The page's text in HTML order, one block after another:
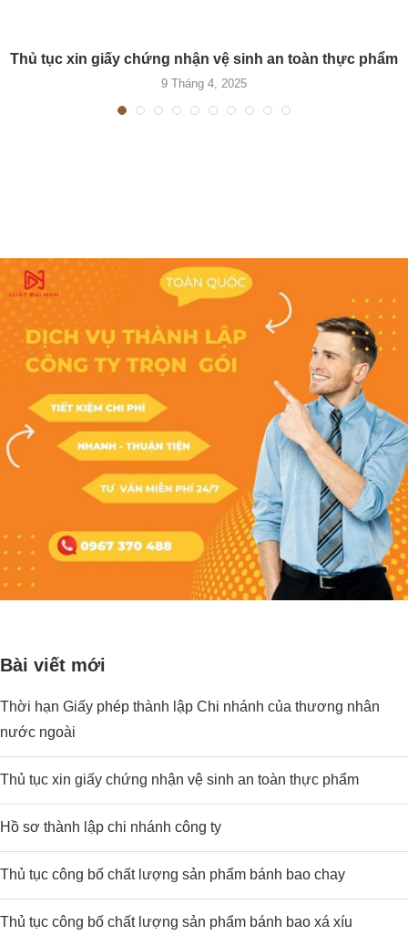
Thủ tục xin giấy chứng nhận vệ sinh an toàn thực phẩm
9 Tháng 4, 2025
Bài viết mới
Thời hạn Giấy phép thành lập Chi nhánh của thương nhân
nước ngoài
Thủ tục xin giấy chứng nhận vệ sinh an toàn thực phẩm
Hồ sơ thành lập chi nhánh công ty
Thủ tục công bố chất lượng sản phẩm bánh bao chay
Thủ tục công bố chất lượng sản phẩm bánh bao xá xíu